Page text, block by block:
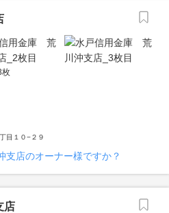
枚
目１０−２９
店のオーナー様ですか？
店